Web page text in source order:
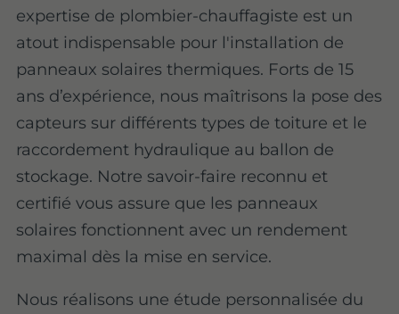
expertise de plombier-chauffagiste est un
atout indispensable pour l'installation de
panneaux solaires thermiques. Forts de 15
ans d’expérience, nous maîtrisons la pose des
capteurs sur différents types de toiture et le
raccordement hydraulique au ballon de
stockage. Notre savoir-faire reconnu et
certifié vous assure que les panneaux
solaires fonctionnent avec un rendement
maximal dès la mise en service.
Nous réalisons une étude personnalisée du